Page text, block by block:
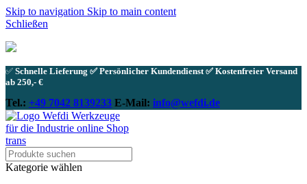
Skip to navigation Skip to main content
Schließen
✅ Schnelle Lieferung ✅ Persönlicher Kundendienst ✅ Kostenfreier Versand
ab 250,- €
Tel.: +49 7042 8139233 E-Mail: info@wefdi.de
Kategorie wählen